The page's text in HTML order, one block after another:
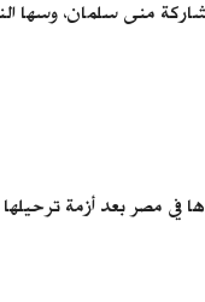
منى سلمان، وسها
في مصر بعد أزمة